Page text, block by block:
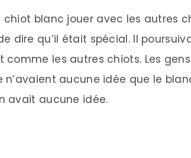
chiot blanc jouer avec les autres
dire qu’il était spécial. Il
comme les autres chiots. Les
n’avaient aucune idée que le
avait aucune idée.